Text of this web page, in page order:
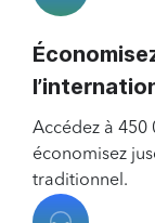
Accédez à 450
économisez
traditionnel.